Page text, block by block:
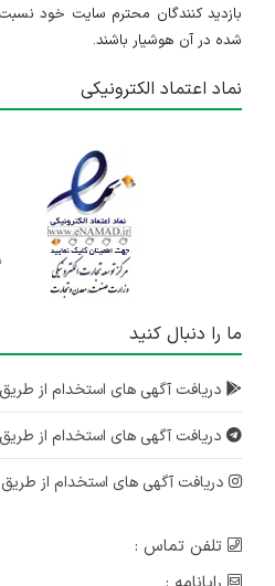
بازدید کنندگان محترم سایت خود
شده در آن هوشیار باشند.
نماد اعتماد الکترونیکی
ما را دنبال کنید
دریافت آگهی های استخدام از
دریافت آگهی های استخدام از طریق
دریافت آگهی های استخدام از طریق
تلفن تماس :